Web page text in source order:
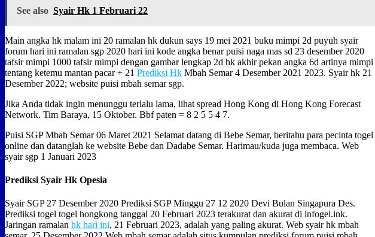
See also Syair Hk 1 Februari 22
Main angka hk malam ini 20 ramalan hk dukun says 19 mei 2021 buku mimpi 2d puyuh syair
forum hari ini ramalan sgp 2020 hari ini kode angka benar puisi naga mas sd 23 desember 2020
tafsir mimpi 1000 tafsir mimpi dengan gambar lengkap 2d hk akhir pekan angka 6d artinya mimpi
tentang ketemu mantan pacar + 21 Prediksi Hk Mbah Semar 4 Desember 2021 2023. Syair hk 21
Desember 2022; website puisi mbah semar sgp.
Jika Anda tidak ingin menunggu terlalu lama, lihat spread Hong Kong di Hong Kong Forecast
Network. Tim Baraya, 15 Oktober. Bbf paten = 8 2 5 5 4 7.
Puisi SGP Mbah Semar 06 Maret 2021 Selamat datang di Bebe Semar, beritahu para pecinta togel
online dan datanglah ke website Bebe dan Dadabe Semar. Harimau/kuda juga membaca. Web
syair sgp 1 Januari 2023
Prediksi Syair Hk Opesia
Syair SGP 27 Desember 2020 Prediksi SGP Minggu 27 12 2020 Devi Bulan Singapura Des.
Prediksi togel togel hongkong tanggal 20 Februari 2023 terakurat dan akurat di infogel.ink.
Jaringan ramalan hk hari ini, 21 Februari 2023, adalah yang paling akurat. Web syair hk mbah